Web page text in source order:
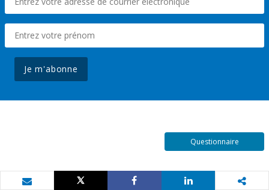
Je m'abonne
Questionnaire